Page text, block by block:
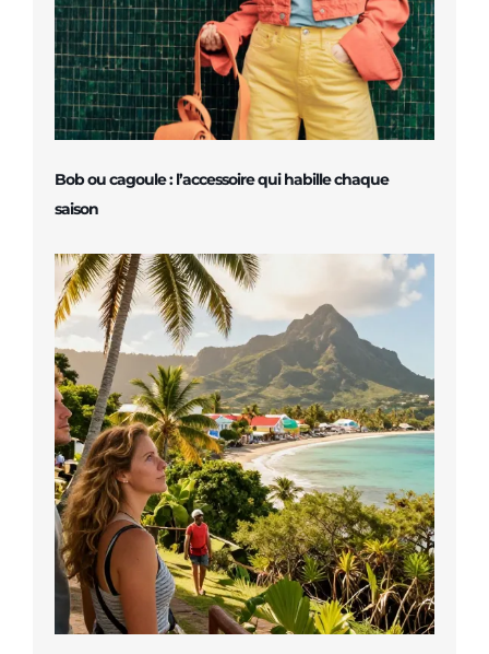
Bob ou cagoule : l’accessoire qui habille chaque
saison